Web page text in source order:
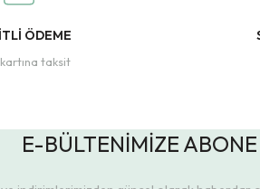
ÖDEME
taksit
E-BÜLTENİMİZE